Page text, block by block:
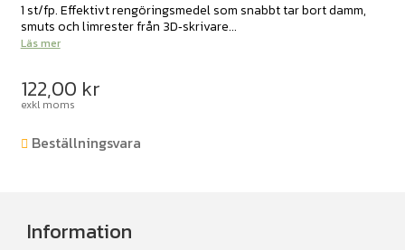
1 st/fp. Effektivt rengöringsmedel som snabbt tar bort damm,
smuts och limrester från 3D‑skrivare...
Läs mer
122,00 kr
exkl moms
Beställningsvara
Information